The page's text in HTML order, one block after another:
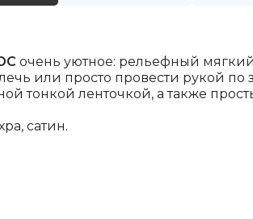
очень уютное: рельефный
или просто провести рукой
тонкой ленточкой, а также
сатин.